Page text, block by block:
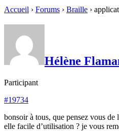
Accueil › Forums › Braille ›
Hélène
Participant
#19734
bonsoir à tous, que pensez vous
elle facile d’utilisation ? je vous